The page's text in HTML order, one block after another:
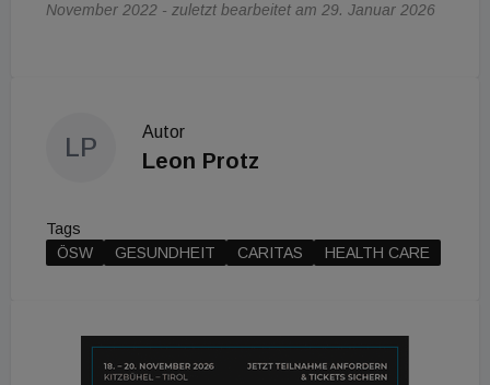
November 2022 - zuletzt bearbeitet am 29. Januar 2026
LP
Autor
Leon Protz
Tags
ÖSW
GESUNDHEIT CARITAS HEALTH CARE